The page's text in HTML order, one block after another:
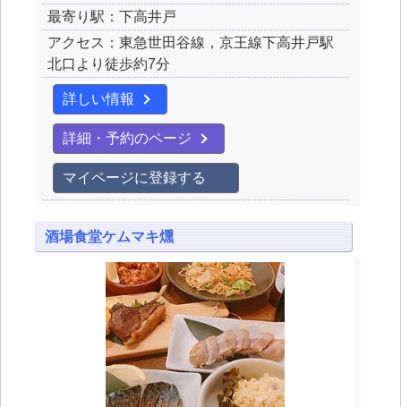
最寄り駅：下高井戸
アクセス：東急世田谷線，京王線下高井戸駅
北口より徒歩約7分
詳しい情報
詳細・予約のページ
マイページに登録する
酒場食堂ケムマキ燻